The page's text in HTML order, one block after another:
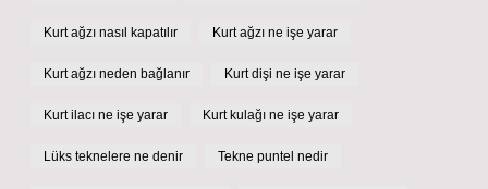
Kurt ağzı nasıl kapatılır Kurt ağzı ne işe yarar
Kurt ağzı neden bağlanır Kurt dişi ne işe yarar
Kurt ilacı ne işe yarar Kurt kulağı ne işe yarar
Lüks teknelere ne denir Tekne puntel nedir